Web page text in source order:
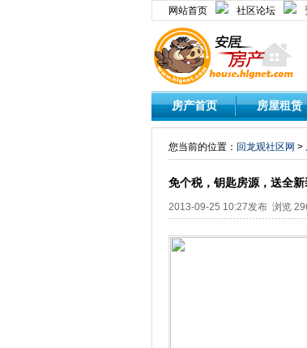
网站首页 社区论坛
房产首页 房屋租赁
您当前的位置： 回龙观社区网 >
免个税，钥匙房源，送全
2013-09-25 10:27发布 浏览